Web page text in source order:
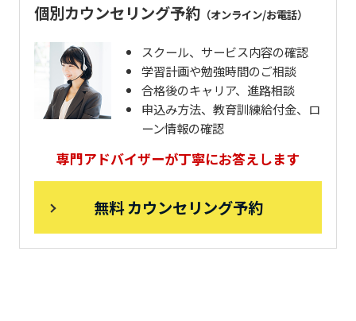
個別カウンセリング予約（オンライン/お電話）
スクール、サービス内容の確認
学習計画や勉強時間のご相談
合格後のキャリア、進路相談
申込み方法、教育訓練給付金、ロ
ーン情報の確認
専門アドバイザーが丁寧にお答えします
無料 カウンセリング予約